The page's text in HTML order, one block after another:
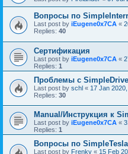
Вопросы по
Last post by iEugene0x7CA «
Replies: 40
Сертификация
Last post by iEugene0x7CA «
Replies: 1
Проблемы с
Last post by schl « 17 Jan
Replies: 30
Manual/Инструкция к
Last post by iEugene0x7CA «
Replies: 1
Вопросы по
Last post by Frenky « 15 Feb